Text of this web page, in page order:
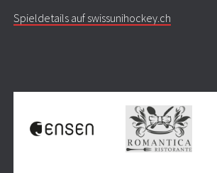
Spieldetails auf swissunihockey.ch